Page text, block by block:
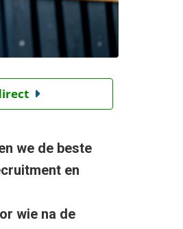
we de beste
en
wie na de